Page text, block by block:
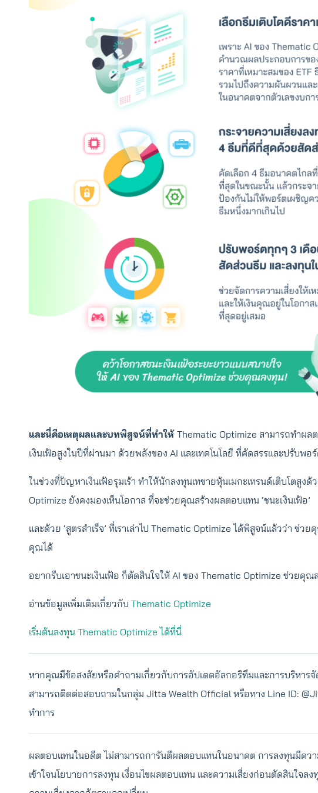
และนี่คือเหตุผลและบทพิสูจน์ที่ทำให้ Thematic Optimize สามารถทำผ
เงินเฟ้อสูงในปีที่ผ่านมา ด้วยพลังของ AI และเทคโนโลยี ที่คัดสรรและปรับพ
ในช่วงที่ปัญหาเงินเฟ้อรุมเร้า ทำให้นักลงทุนเทขายหุ้นเมกะเทรนด์เติบโตสูง
Optimize ยังคงมองเห็นโอกาส ที่จะช่วยคุณสร้างผลตอบแทน ‘ชนะเงินเฟ้อ’
และด้วย ‘สูตรสำเร็จ’ ที่เราเล่าไป Thematic Optimize ได้พิสูจน์แล้วว่า ช่ว
คุณได้
อยากรีบเอาชนะเงินเฟ้อ ก็ตัดสินใจให้ AI ของ Thematic Optimize ช่วยคุณ
อ่านข้อมูลเพิ่มเติมเกี่ยวกับ Thematic Optimize
เริ่มต้นลงทุน Thematic Optimize ได้ที่นี่
หากคุณมีข้อสงสัยหรือคำถามเกี่ยวกับการอัปเดตอัลกอริทึมและการบริหาร
สามารถติดต่อสอบถามในกลุ่ม Jitta Wealth Official หรือทาง Line ID:
ทำการ
ผลตอบแทนในอดีต ไม่สามารถการันตีผลตอบแทนในอนาคต การลงทุนมีคว
เข้าใจนโยบายการลงทุน เงื่อนไขผลตอบแทน และความเสี่ยงก่อนตัดสินใจล